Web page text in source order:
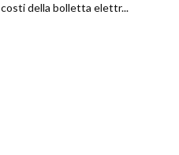
della bolletta elettr...